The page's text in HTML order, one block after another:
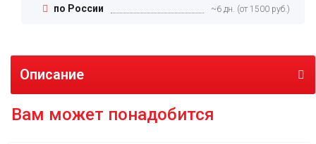
по России ~6 дн. (от 1500 руб.)
Описание
Вам может понадобится